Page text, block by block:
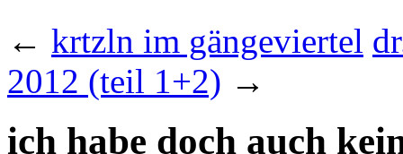
← krtzln im gängeviertel
2012 (teil 1+2) →
ich habe doch auch